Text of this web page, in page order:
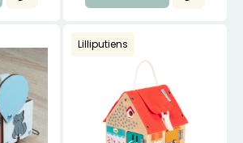
Lilliputiens